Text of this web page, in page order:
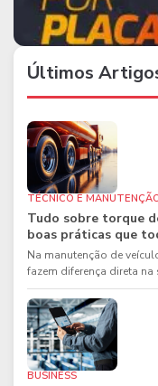
Últimos
TÉCNICO E
Tudo sobre torque
boas práticas que
Na manutenção de
fazem diferença direta na
BUSINESS